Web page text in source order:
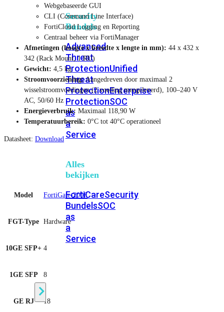
Security
Bundels
Advanced
Threat
ProtectionUnified
Threat
ProtectionEnterprise
ProtectionSOC
as
a
Service
Alles
bekijken
FortiCareSecurity
BundelsSOC
as
a
Service
Beveiliging
Webgebaseerde GUI
CLI (Command Line Interface)
FortiCloud Logging en Reporting
Centraal beheer via FortiManager
Afmetingen (hoogte x breedte x lengte in mm): 44 x 432 x
342 (Rack Mount, 1 RU)
Gewicht: 4,5 kg
Stroomvoorziening:Aangedreven door maximaal 2
wisselstroomvoedingen (2 voeding meegeleverd), 100–240 V
AC, 50/60 Hz
Energieverbruik: Maximaal 118,90 W
Temperatuurbereik: 0°C tot 40°C operationeel
Datasheet: Download
Model FortiGate-200F
FGT-Type Hardware
10GE SFP+ 4
1GE SFP 8
GE RJ 18